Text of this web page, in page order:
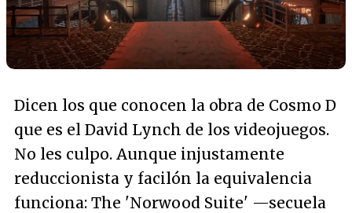
Dicen los que conocen la obra de Cosmo D
que es el David Lynch de los videojuegos.
No les culpo. Aunque injustamente
reduccionista y facilón la equivalencia
funciona: The 'Norwood Suite' —secuela